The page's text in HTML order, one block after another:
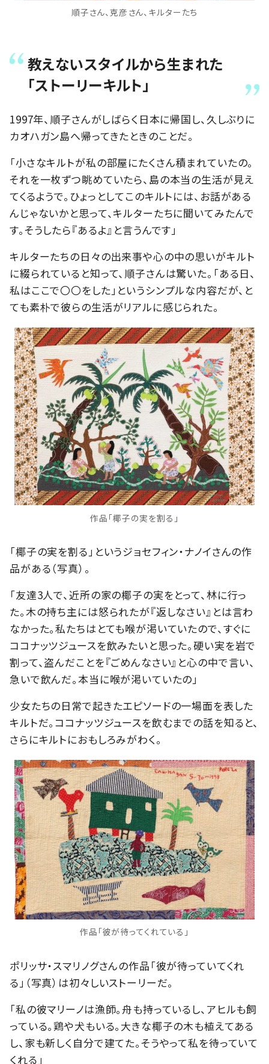
順子さん、克彦さん、キルターたち
教えないスタイルから生まれた
「ストーリーキルト」
1997年、順子さんがしばらく日本に帰国し、久しぶりに
カオハガン島へ帰ってきたときのことだ。
「小さなキルトが私の部屋にたくさん積まれていたの。
それを一枚ずつ眺めていたら、島の本当の生活が見え
てくるようで。ひょっとしてこのキルトには、お話がある
んじゃないかと思って、キルターたちに聞いてみたんで
す。そうしたら『あるよ』と言うんです」
キルターたちの日々の出来事や心の中の思いがキルト
に綴られていると知って、順子さんは驚いた。「ある日、
私はここで〇〇をした」というシンプルな内容だが、と
ても素朴で彼らの生活がリアルに感じられた。
作品「椰子の実を割る」
「椰子の実を割る」というジョセフィン・ナノイさんの作
品がある（写真）。
「友達3人で、近所の家の椰子の実をとって、林に行っ
た。木の持ち主には怒られたが『返しなさい』とは言わ
なかった。私たちはとても喉が渇いていたので、すぐに
ココナッツジュースを飲みたいと思った。硬い実を岩で
割って、盗んだことを『ごめんなさい』と心の中で言い、
急いで飲んだ。本当に喉が渇いていたの」
少女たちの日常で起きたエピソードの一場面を表した
キルトだ。ココナッツジュースを飲むまでの話を知ると、
さらにキルトにおもしろみがわく。
作品「彼が待ってくれている」
ポリッサ・スマリノグさんの作品「彼が待っていてくれ
る」（写真）は初々しいストーリーだ。
「私の彼マリーノは漁師。舟も持っているし、アヒルも飼
っている。鶏や犬もいる。大きな椰子の木も植えてある
し、家も新しく自分で建てた。そうやって私を待っていて
くれる」